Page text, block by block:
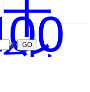
页